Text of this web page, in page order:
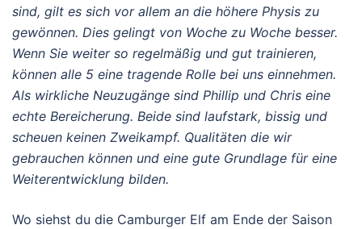
sind, gilt es sich vor allem an die höhere Physis zu
gewönnen. Dies gelingt von Woche zu Woche besser.
Wenn Sie weiter so regelmäßig und gut trainieren,
können alle 5 eine tragende Rolle bei uns einnehmen.
Als wirkliche Neuzugänge sind Phillip und Chris eine
echte Bereicherung. Beide sind laufstark, bissig und
scheuen keinen Zweikampf. Qualitäten die wir
gebrauchen können und eine gute Grundlage für eine
Weiterentwicklung bilden.
Wo siehst du die Camburger Elf am Ende der Saison